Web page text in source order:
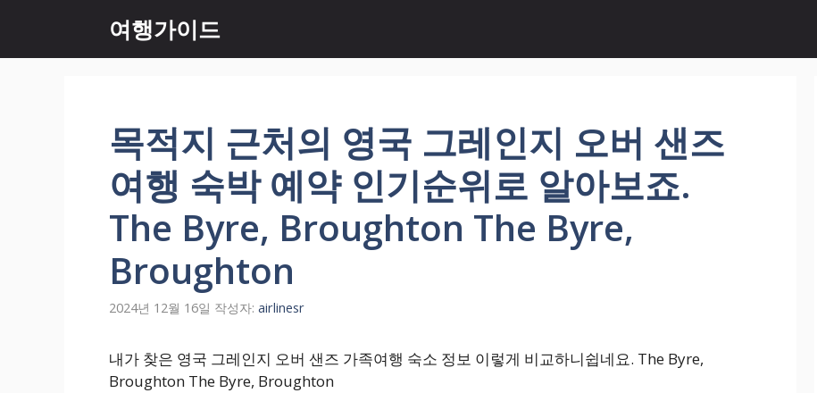
츠
여행가이드
목적지 근처의 영국 그레인지 오버 샌즈
여행 숙박 예약 인기순위로 알아보죠.
The Byre, Broughton The Byre,
Broughton
2024년 12월 16일 작성자: airlinesr
내가 찾은 영국 그레인지 오버 샌즈 가족여행 숙소 정보 이렇게 비교하니쉽네요. The Byre,
Broughton The Byre, Broughton